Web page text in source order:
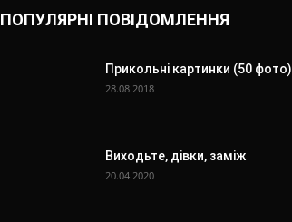
ПОПУЛЯРНІ ПОВІДОМЛЕННЯ
Прикольні картинки (50 фото)
28.08.2018
Виходьте, дівки, заміж
20.04.2020